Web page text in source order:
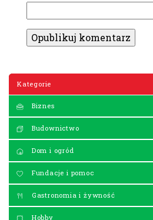
Kategorie
Biznes
Budownictwo
Dom i ogród
Fundacje i pomoc
Gastronomia i żywność
Hobby